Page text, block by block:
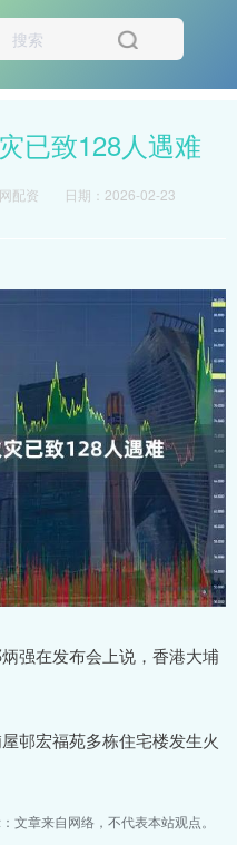
已致128人遇难
配资
日期：2026-02-23
强在发布会上说，香港大埔
宏福苑多栋住宅楼发生火
文章来自网络，不代表本站观点。